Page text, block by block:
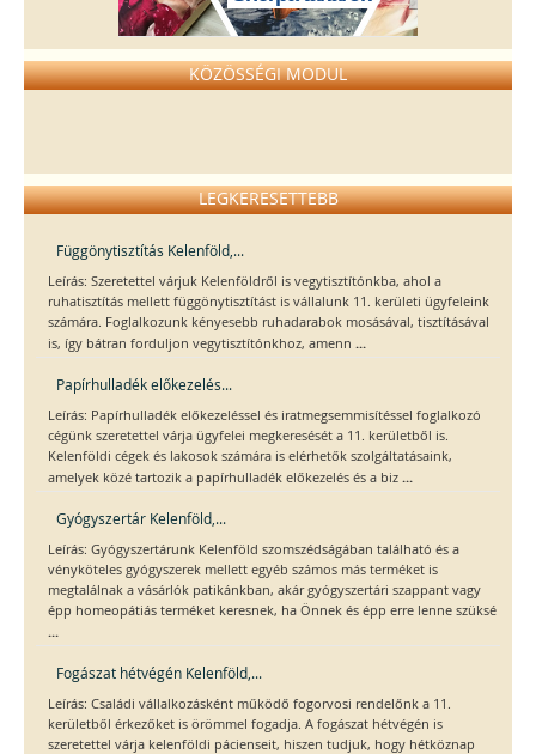
KÖZÖSSÉGI MODUL
LEGKERESETTEBB
Függönytisztítás Kelenföld,...
Leírás: Szeretettel várjuk Kelenföldről is vegytisztítónkba, ahol a
ruhatisztítás mellett függönytisztítást is vállalunk 11. kerületi ügyfeleink
számára. Foglalkozunk kényesebb ruhadarabok mosásával, tisztításával
is, így bátran forduljon vegytisztítónkhoz, amenn ...
Papírhulladék előkezelés...
Leírás: Papírhulladék előkezeléssel és iratmegsemmisítéssel foglalkozó
cégünk szeretettel várja ügyfelei megkeresését a 11. kerületből is.
Kelenföldi cégek és lakosok számára is elérhetők szolgáltatásaink,
amelyek közé tartozik a papírhulladék előkezelés és a biz ...
Gyógyszertár Kelenföld,...
Leírás: Gyógyszertárunk Kelenföld szomszédságában található és a
vényköteles gyógyszerek mellett egyéb számos más terméket is
megtalálnak a vásárlók patikánkban, akár gyógyszertári szappant vagy
épp homeopátiás terméket keresnek, ha Önnek és épp erre lenne szüksé
...
Fogászat hétvégén Kelenföld,...
Leírás: Családi vállalkozásként működő fogorvosi rendelőnk a 11.
kerületből érkezőket is örömmel fogadja. A fogászat hétvégén is
szeretettel várja kelenföldi pácienseit, hiszen tudjuk, hogy hétköznap